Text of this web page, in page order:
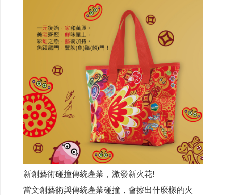
新創藝術碰撞傳統產業，激發新火花!
當文創藝術與傳統產業碰撞，會擦出什麼樣的火